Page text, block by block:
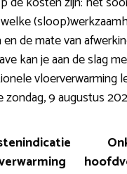
de mate van
kan je aan de slag
vloerverwarming
zondag, 9 augustus